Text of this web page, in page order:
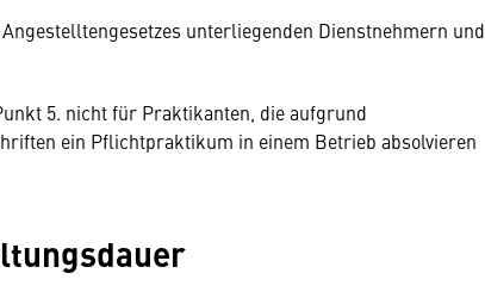
unterliegenden Dienstnehmern und
5. nicht für Praktikanten, die aufgrund
ein Pflichtpraktikum in einem Betrieb absolvieren